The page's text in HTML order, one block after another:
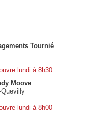
Tournié
lundi à 8h30
Moove
lundi à 8h00